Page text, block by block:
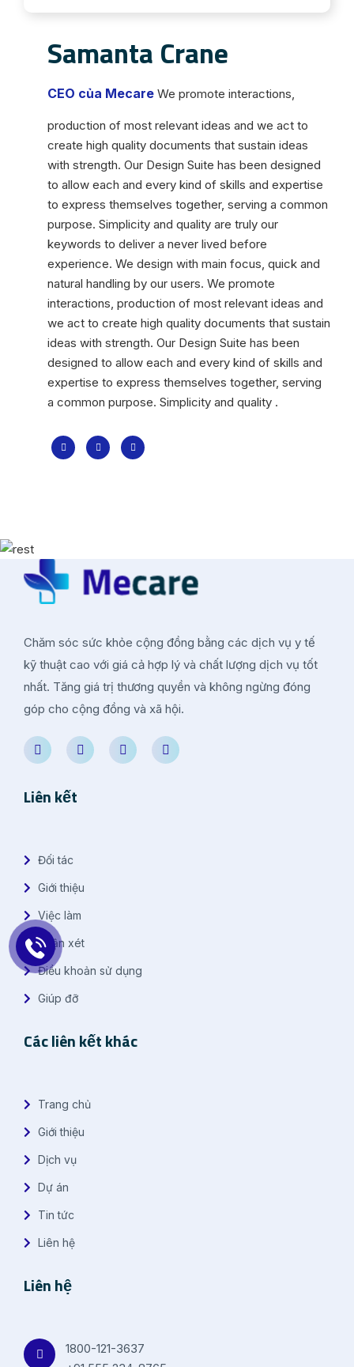
Samanta Crane
CEO của Mecare We promote interactions,
production of most relevant ideas and we act to
create high quality documents that sustain ideas
with strength. Our Design Suite has been designed
to allow each and every kind of skills and expertise
to express themselves together, serving a common
purpose. Simplicity and quality are truly our
keywords to deliver a never lived before
experience. We design with main focus, quick and
natural handling by our users. We promote
interactions, production of most relevant ideas and
we act to create high quality documents that sustain
ideas with strength. Our Design Suite has been
designed to allow each and every kind of skills and
expertise to express themselves together, serving
a common purpose. Simplicity and quality .
Chăm sóc sức khỏe cộng đồng bằng các dịch vụ y tế
kỹ thuật cao với giá cả hợp lý và chất lượng dịch vụ tốt
nhất. Tăng giá trị thương quyền và không ngừng đóng
góp cho cộng đồng và xã hội.
Liên kết
Đối tác
Giới thiệu
Việc làm
Nhận xét
Điều khoản sử dụng
Giúp đỡ
Các liên kết khác
Trang chủ
Giới thiệu
Dịch vụ
Dự án
Tin tức
Liên hệ
Liên hệ
1800-121-3637